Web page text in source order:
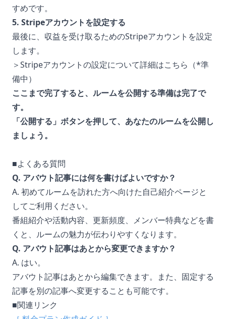
すめです。
5. Stripeアカウントを設定する
最後に、収益を受け取るためのStripeアカウントを設定
します。
＞Stripeアカウントの設定について詳細はこちら（*準
備中）
ここまで完了すると、ルームを公開する準備は完了で
す。
「公開する」ボタンを押して、あなたのルームを公開し
ましょう。
■よくある質問
Q. アバウト記事には何を書けばよいですか？
A. 初めてルームを訪れた方へ向けた自己紹介ページと
してご利用ください。
番組紹介や活動内容、更新頻度、メンバー特典などを書
くと、ルームの魅力が伝わりやすくなります。
Q. アバウト記事はあとから変更できますか？
A. はい。
アバウト記事はあとから編集できます。また、固定する
記事を別の記事へ変更することも可能です。
■関連リンク